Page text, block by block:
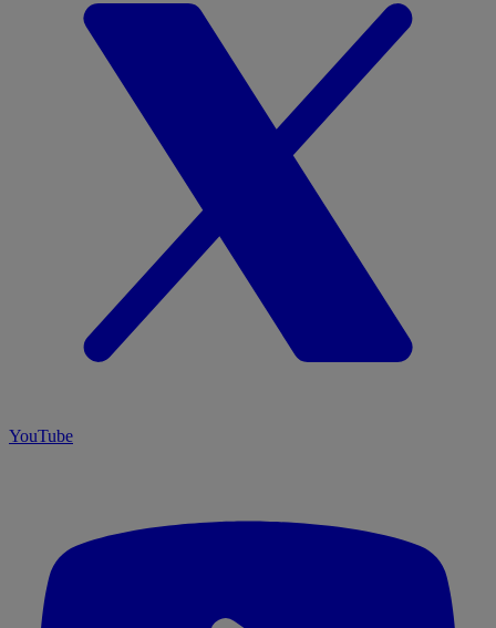
YouTube